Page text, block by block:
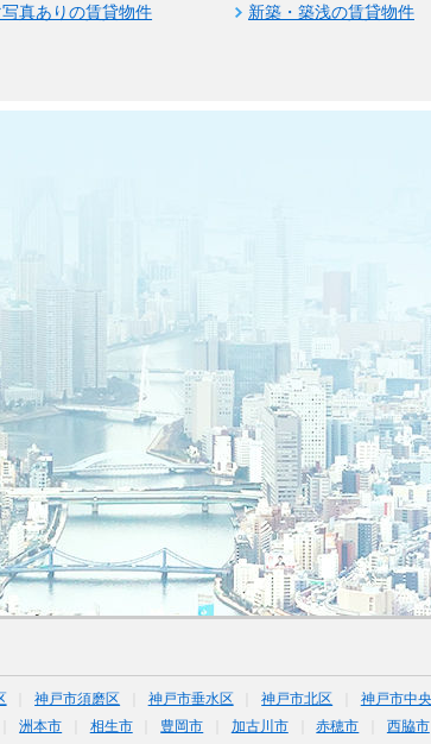
真ありの賃貸物件
新築・築浅の賃貸物件
神戸市須磨区 神戸市垂水区 神戸市北区 神戸市中
洲本市 相生市 豊岡市 加古川市 赤穂市 西脇市